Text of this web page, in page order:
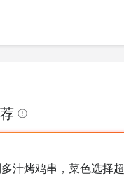
汁烤鸡串，菜色选择